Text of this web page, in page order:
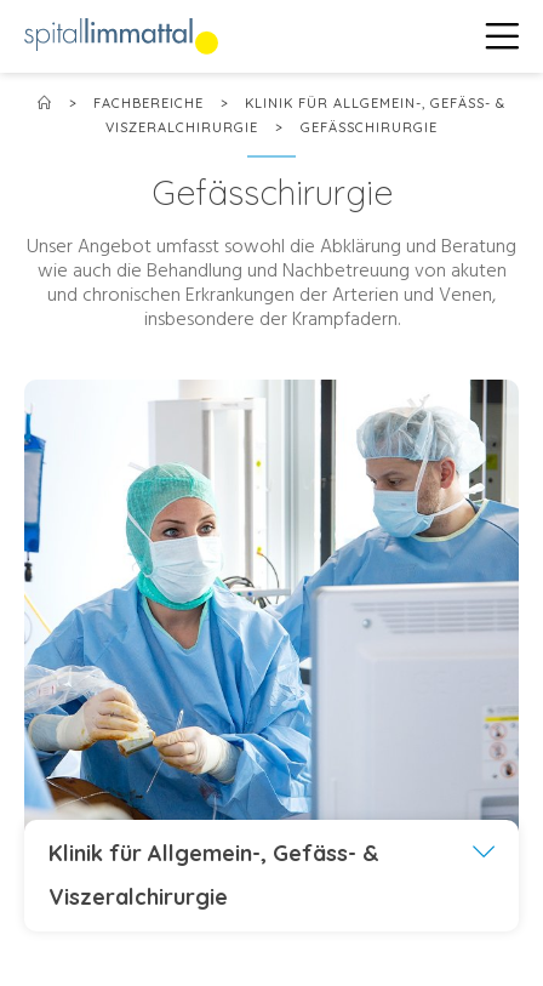
> FACHBEREICHE >
KLINIK FÜR ALLGEMEIN-, GEFÄSS- &
VISZERALCHIRURGIE
> GEFÄSSCHIRURGIE
Gefässchirurgie
Unser Angebot umfasst sowohl die Abklärung und Beratung
wie auch die Behandlung und Nachbetreuung von akuten
und chronischen Erkrankungen der Arterien und Venen,
insbesondere der Krampfadern.
Klinik für Allgemein-, Gefäss- &
Viszeralchirurgie